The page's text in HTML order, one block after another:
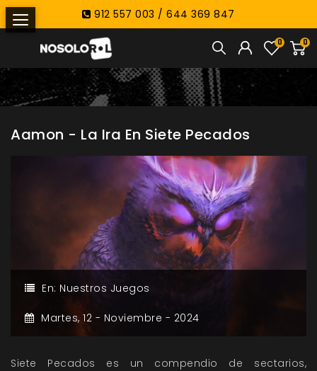
912 557 003 / 644 369 847
0
0
Aamon - La Ira En Siete Pecados
En: Nuestros Juegos
Martes, 12 - Noviembre - 2024
Siete Pecados es un compendio de sectarios,